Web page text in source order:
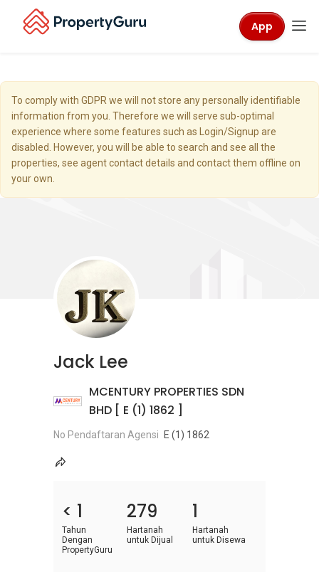
App
To comply with GDPR we will not store any personally identifiable
information from you. Therefore we will serve sub-optimal
experience where some features such as Login/Signup are
disabled. However, you will be able to search and see all the
properties, see agent contact details and contact them offline on
your own.
Jack Lee
MCENTURY PROPERTIES SDN
BHD [ E (1) 1862 ]
No Pendaftaran Agensi E (1) 1862
< 1
Tahun
Dengan
PropertyGuru
279
Hartanah
untuk Dijual
1
Hartanah
untuk Disewa